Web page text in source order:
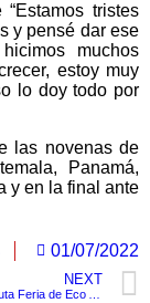
tristes
y pensé dar ese
muchos
estoy muy
lo doy todo por
las novenas de
Panamá,
y en la final ante
01/07/2022
NEXT